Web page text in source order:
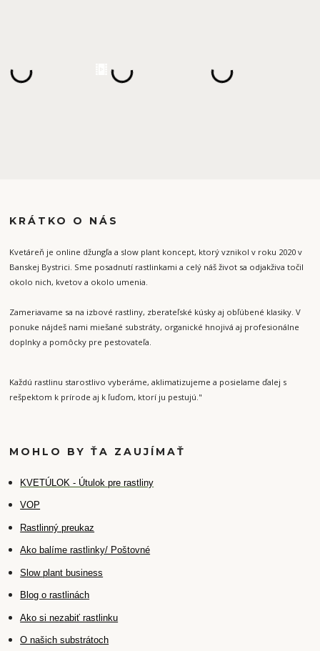
KRÁTKO O NÁS
Kvetáreň je online džungľa a slow plant koncept, ktorý vznikol v roku 2020 v
Banskej Bystrici. Sme posadnutí rastlinkami a celý náš život sa odjakživa točil
okolo nich, kvetov a okolo umenia.
Zameriavame sa na izbové rastliny, zberateľské kúsky aj obľúbené klasiky. V
ponuke nájdeš nami miešané substráty, organické hnojivá aj profesionálne
doplnky a pomôcky pre pestovateľa.
Každú rastlinu starostlivo vyberáme, aklimatizujeme a posielame ďalej s
rešpektom k prírode aj k ľuďom, ktorí ju pestujú."
MOHLO BY ŤA ZAUJÍMAŤ
KVETÚLOK - Útulok pre rastliny
VOP
Rastlinný preukaz
Ako balíme rastlinky/ Poštovné
Slow plant business
Blog o rastlinách
Ako si nezabiť rastlinku
O našich substrátoch